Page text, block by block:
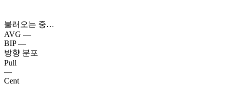
불러오는 중…
AVG —
BIP —
방향 분포
Pull
—
Cent